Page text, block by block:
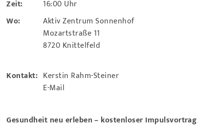
Zeit:
16:00 Uhr
Wo:
Aktiv Zentrum Sonnenhof
Mozartstraße 11
8720 Knittelfeld
Kontakt: Kerstin Rahm-Steiner
E-Mail
Gesundheit neu erleben – kostenloser Impulsvortrag